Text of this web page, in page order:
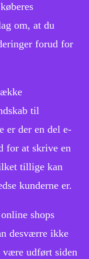
om, at du
forud for
til
er der en del e-
for at skrive en
tillige kan
kunderne er.
shops
desværre ikke
være udført siden